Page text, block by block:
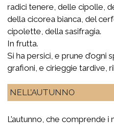
radici tenere, delle cipolle,
della cicorea bianca, del
cipolette, della sasifragia.
In frutta.
Si ha persici, e prune d’ogni
grafioni, e cirieggie tardive,
NELL’AUTUNNO
L’autunno, che comprende